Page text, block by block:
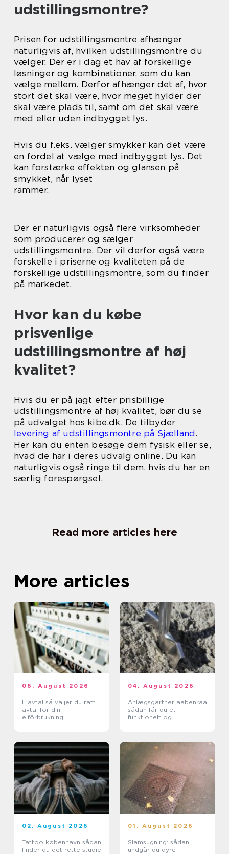
udstillingsmontre?
Prisen for udstillingsmontre afhænger
naturligvis af, hvilken udstillingsmontre du
vælger. Der er i dag et hav af forskellige
løsninger og kombinationer, som du kan
vælge mellem. Derfor afhænger det af, hvor
stort det skal være, hvor meget hylder der
skal være plads til, samt om det skal være
med eller uden indbygget lys.
Hvis du f.eks. vælger smykker kan det være
en fordel at vælge med indbygget lys. Det
kan forstærke effekten og glansen på
smykket, når lyset
rammer.
Der er naturligvis også flere virksomheder
som producerer og sælger
udstillingsmontre. Der vil derfor også være
forskelle i priserne og kvaliteten på de
forskellige udstillingsmontre, som du finder
på markedet.
Hvor kan du købe
prisvenlige
udstillingsmontre af høj
kvalitet?
Hvis du er på jagt efter prisbillige
udstillingsmontre af høj kvalitet, bør du se
på udvalget hos kibe.dk. De tilbyder
levering af udstillingsmontre på Sjælland.
Her kan du enten besøge dem fysisk eller se,
hvad de har i deres udvalg online. Du kan
naturligvis også ringe til dem, hvis du har en
særlig forespørgsel.
Read more articles here
More articles
06. August 2026
Elavtal så väljer du rätt
avtal för din
elförbrukning
04. August 2026
Anlægsgartner aabenraa
sådan får du et
funktionelt og
02. August 2026
Tattoo københavn sådan
finder du det rette studie
01. August 2026
Slamsugning: sådan
undgår du dyre